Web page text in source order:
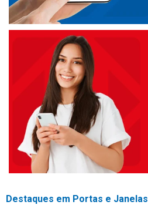
Destaques em Portas e Janelas